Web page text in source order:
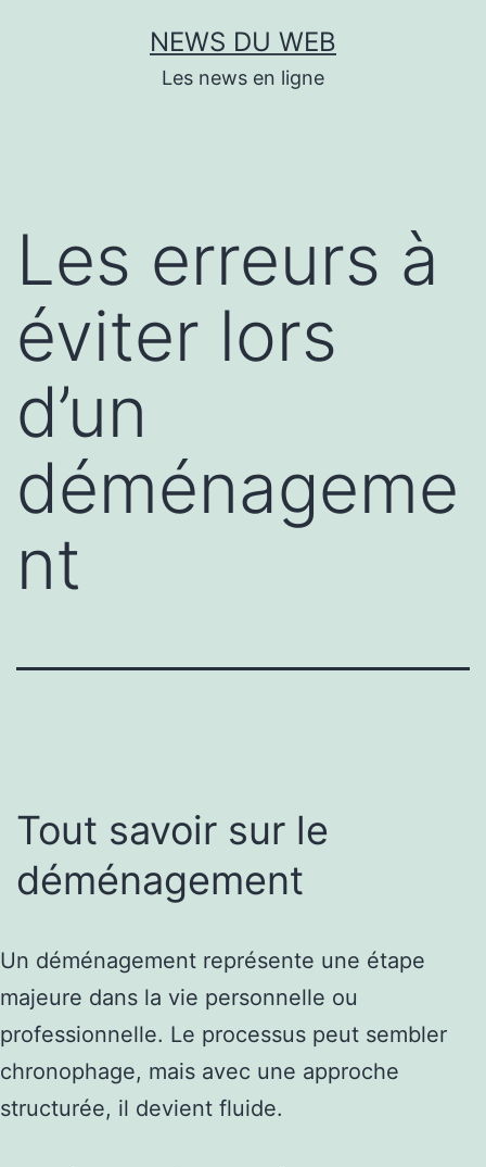
NEWS DU WEB
Les news en ligne
Les erreurs à
éviter lors
d’un
déménageme
nt
Tout savoir sur le
déménagement
Un déménagement représente une étape
majeure dans la vie personnelle ou
professionnelle. Le processus peut sembler
chronophage, mais avec une approche
structurée, il devient fluide.